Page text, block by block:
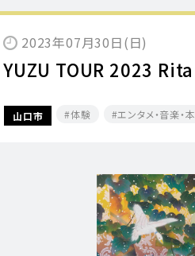
2023年07月30日(日)
YUZU TOUR 2023 Rita
山口市 体験 エンタメ・音楽・本